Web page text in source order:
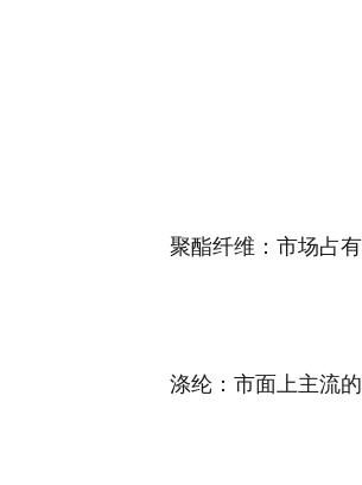
聚酯纤维‌：市场占
涤纶‌：市面上主流